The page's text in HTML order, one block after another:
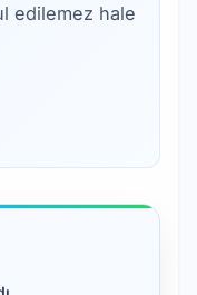
edilemez hale